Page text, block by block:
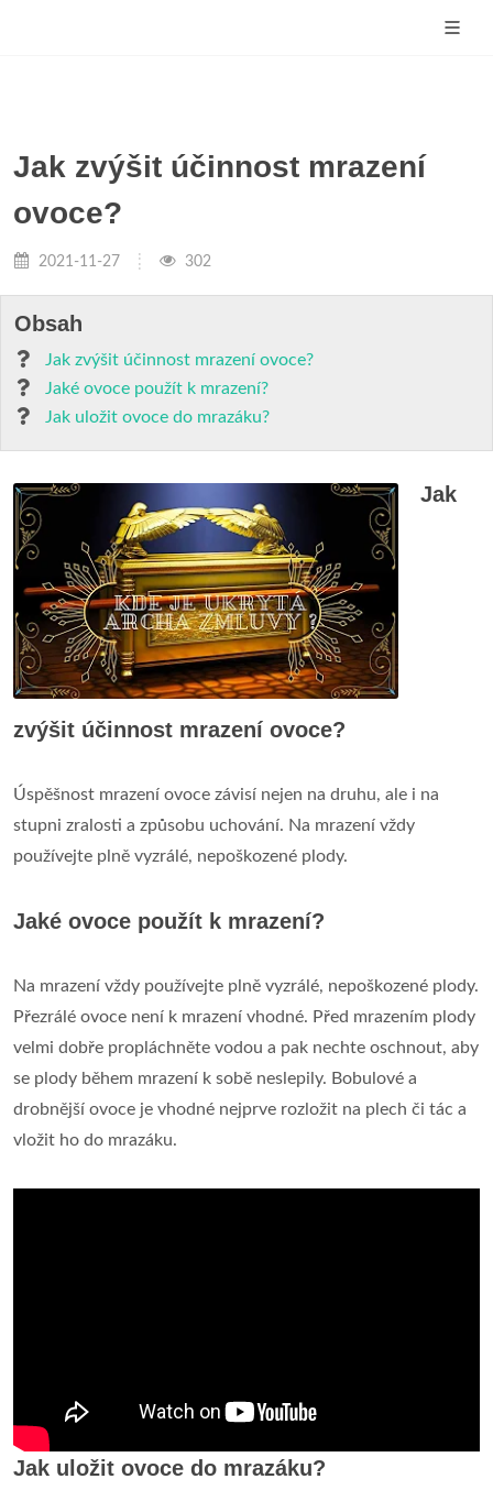
Jak zvýšit účinnost mrazení
ovoce?
2021-11-27 302
Obsah
Jak zvýšit účinnost mrazení ovoce?
Jaké ovoce použít k mrazení?
Jak uložit ovoce do mrazáku?
Jak
zvýšit účinnost mrazení ovoce?
Úspěšnost mrazení ovoce závisí nejen na druhu, ale i na
stupni zralosti a způsobu uchování. Na mrazení vždy
používejte plně vyzrálé, nepoškozené plody.
Jaké ovoce použít k mrazení?
Na mrazení vždy používejte plně vyzrálé, nepoškozené plody.
Přezrálé ovoce není k mrazení vhodné. Před mrazením plody
velmi dobře propláchněte vodou a pak nechte oschnout, aby
se plody během mrazení k sobě neslepily. Bobulové a
drobnější ovoce je vhodné nejprve rozložit na plech či tác a
vložit ho do mrazáku.
Jak uložit ovoce do mrazáku?